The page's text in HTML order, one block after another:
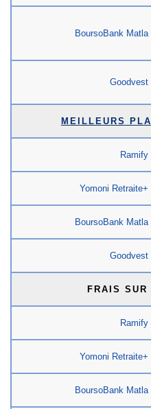
BoursoBank Matla
Goodvest
MEILLEURS
Ramify
Yomoni Retraite+
BoursoBank Matla
Goodvest
FRAIS SUR
Ramify
Yomoni Retraite+
BoursoBank Matla